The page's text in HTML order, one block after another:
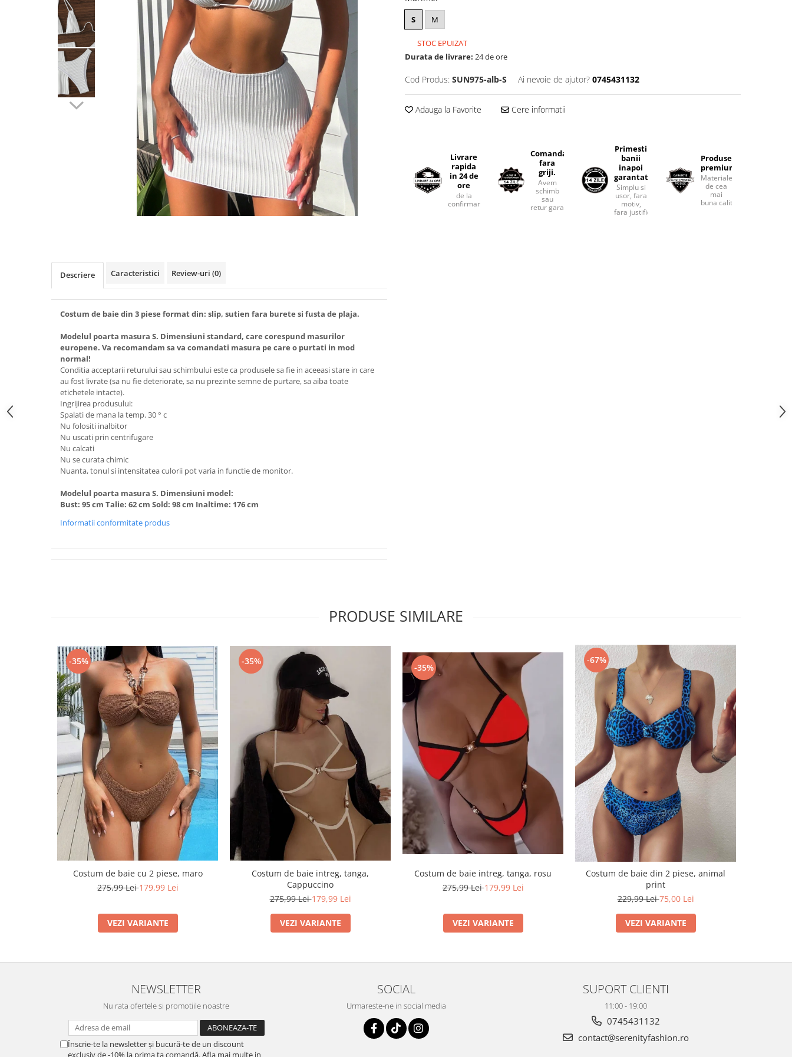
S M
STOC EPUIZAT
Durata de livrare: 24 de ore
Cod Produs: SUN975-alb-S Ai nevoie de ajutor? 0745431132
Adauga la Favorite Cere informatii
Livrare
rapida
in 24 de
ore
de la
confirmarea comenzii.
Comanda
fara
griji.
Avem
schimb
sau
retur garantat.
Primesti
banii
inapoi
garantat
Simplu si
usor, fara
motiv,
fara justificari.
Produse
premium.
Materiale
de cea
mai
buna calitate.
Descriere Caracteristici Review-uri (0)
Costum de baie din 3 piese format din: slip, sutien fara burete si fusta de plaja.
Modelul poarta masura S. Dimensiuni standard, care corespund masurilor
europene. Va recomandam sa va comandati masura pe care o purtati in mod
normal!
Conditia acceptarii returului sau schimbului este ca produsele sa fie in aceeasi stare in care
au fost livrate (sa nu fie deteriorate, sa nu prezinte semne de purtare, sa aiba toate
etichetele intacte).
Ingrijirea produsului:
Spalati de mana la temp. 30 ° c
Nu folositi inalbitor
Nu uscati prin centrifugare
Nu calcati
Nu se curata chimic
Nuanta, tonul si intensitatea culorii pot varia in functie de monitor.
Modelul poarta masura S. Dimensiuni model:
Bust: 95 cm Talie: 62 cm Sold: 98 cm Inaltime: 176 cm
Informatii conformitate produs
PRODUSE SIMILARE
-35%
Costum de baie cu 2 piese, maro
275,99 Lei179,99 Lei
VEZI VARIANTE
-35%
Costum de baie intreg, tanga,
Cappuccino
275,99 Lei179,99 Lei
VEZI VARIANTE
-35%
Costum de baie intreg, tanga, rosu
275,99 Lei179,99 Lei
VEZI VARIANTE
-67%
Costum de baie din 2 piese, animal
print
229,99 Lei75,00 Lei
VEZI VARIANTE
NEWSLETTER
Nu rata ofertele si promotiile noastre
Înscrie-te la newsletter și bucură-te de un discount
exclusiv de -10% la prima ta comandă. Afla mai multe in
SOCIAL
Urmareste-ne in social media
SUPORT CLIENTI
11:00 - 19:00
0745431132
contact@serenityfashion.ro